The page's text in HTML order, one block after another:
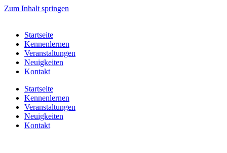
Zum Inhalt springen
Startseite
Kennenlernen
Veranstaltungen
Neuigkeiten
Kontakt
Startseite
Kennenlernen
Veranstaltungen
Neuigkeiten
Kontakt